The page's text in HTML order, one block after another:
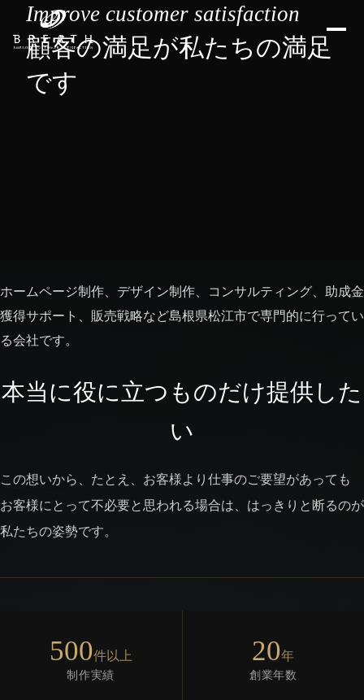
Improve customer satisfaction
顧客の満足が私たちの満足
です
ホームページ制作、デザイン制作、コンサルティング、助成金
獲得サポート、販売戦略など島根県松江市で専門的に行ってい
る会社です。
本当に役に立つものだけ提供した
い
この想いから、たとえ、お客様より仕事のご要望があっても
お客様にとって不必要と思われる場合は、はっきりと断るのが
私たちの姿勢です。
500件以上
制作実績
20年
創業年数